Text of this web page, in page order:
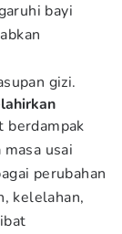
bayi
gizi.
berdampak
usai
perubahan
kelelahan,